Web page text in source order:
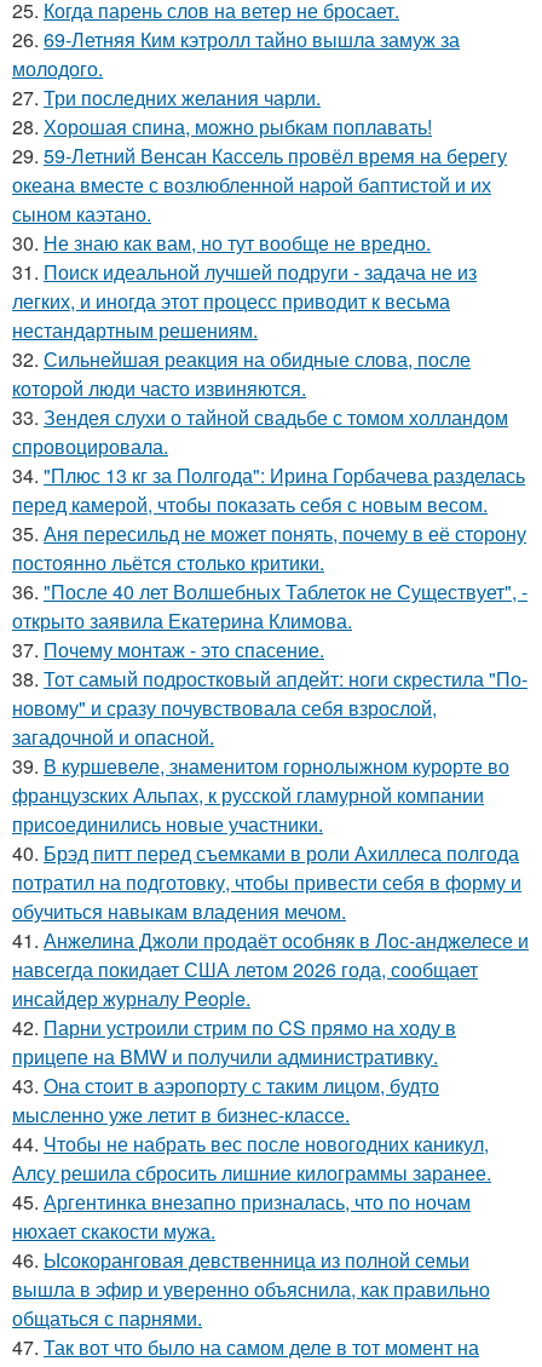
25. Когда парень слов на ветер не бросает.
26. 69-Летняя Ким кэтролл тайно вышла замуж за
молодого.
27. Три последних желания чарли.
28. Хорошая спина, можно рыбкам поплавать!
29. 59-Летний Венсан Кассель провёл время на берегу
океана вместе с возлюбленной нарой баптистой и их
сыном каэтано.
30. Не знаю как вам, но тут вообще не вредно.
31. Поиск идеальной лучшей подруги - задача не из
легких, и иногда этот процесс приводит к весьма
нестандартным решениям.
32. Сильнейшая реакция на обидные слова, после
которой люди часто извиняются.
33. Зендея слухи о тайной свадьбе с томом холландом
спровоцировала.
34. "Плюс 13 кг за Полгода": Ирина Горбачева разделась
перед камерой, чтобы показать себя с новым весом.
35. Аня пересильд не может понять, почему в её сторону
постоянно льётся столько критики.
36. "После 40 лет Волшебных Таблеток не Существует", -
открыто заявила Екатерина Климова.
37. Почему монтаж - это спасение.
38. Тот самый подростковый апдейт: ноги скрестила "По-
новому" и сразу почувствовала себя взрослой,
загадочной и опасной.
39. В куршевеле, знаменитом горнолыжном курорте во
французских Альпах, к русской гламурной компании
присоединились новые участники.
40. Брэд питт перед съемками в роли Ахиллеса полгода
потратил на подготовку, чтобы привести себя в форму и
обучиться навыкам владения мечом.
41. Анжелина Джоли продаёт особняк в Лос-анджелесе и
навсегда покидает США летом 2026 года, сообщает
инсайдер журналу People.
42. Парни устроили стрим по CS прямо на ходу в
прицепе на BMW и получили административку.
43. Она стоит в аэропорту с таким лицом, будто
мысленно уже летит в бизнес-классе.
44. Чтобы не набрать вес после новогодних каникул,
Алсу решила сбросить лишние килограммы заранее.
45. Аргентинка внезапно призналась, что по ночам
нюхает скакости мужа.
46. Ысокоранговая девственница из полной семьи
вышла в эфир и уверенно объяснила, как правильно
общаться с парнями.
47. Так вот что было на самом деле в тот момент на